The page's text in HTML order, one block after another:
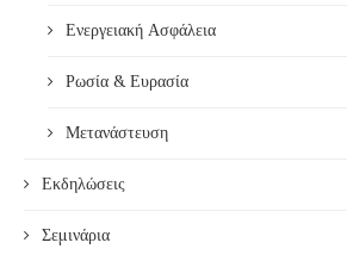
Ενεργειακή Ασφάλεια
Ρωσία & Ευρασία
Μετανάστευση
Εκδηλώσεις
Σεμινάρια